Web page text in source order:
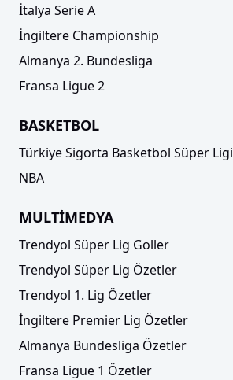
İtalya Serie A
İngiltere Championship
Almanya 2. Bundesliga
Fransa Ligue 2
BASKETBOL
Türkiye Sigorta Basketbol Süper Ligi
NBA
MULTİMEDYA
Trendyol Süper Lig Goller
Trendyol Süper Lig Özetler
Trendyol 1. Lig Özetler
İngiltere Premier Lig Özetler
Almanya Bundesliga Özetler
Fransa Ligue 1 Özetler